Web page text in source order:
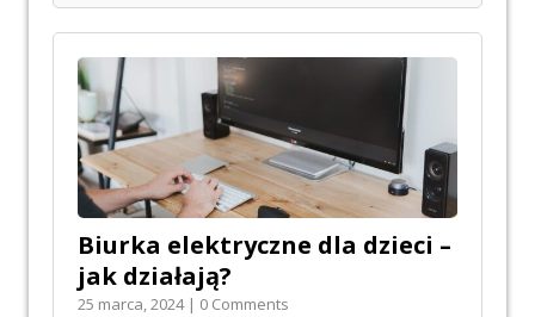
Biurka elektryczne dla dzieci –
jak działają?
25 marca, 2024 | 0 Comments